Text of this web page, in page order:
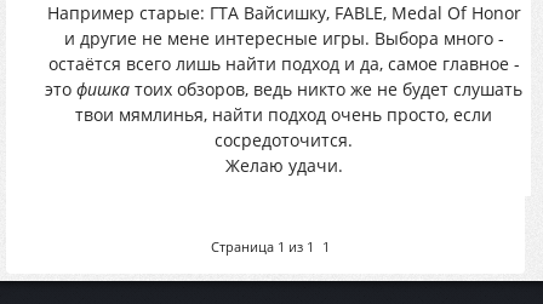
Например старые: ГТА Вайсишку, FABLE, Medal Of Honor
и другие не мене интересные игры. Выбора много -
остаётся всего лишь найти подход и да, самое главное -
это фишка тоих обзоров, ведь никто же не будет слушать
твои мямлинья, найти подход очень просто, если
сосредоточится.
Желаю удачи.
Страница 1 из 1 1